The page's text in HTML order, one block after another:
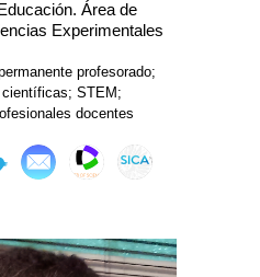
Área de
Experimentales
profesorado;
STEM;
docentes